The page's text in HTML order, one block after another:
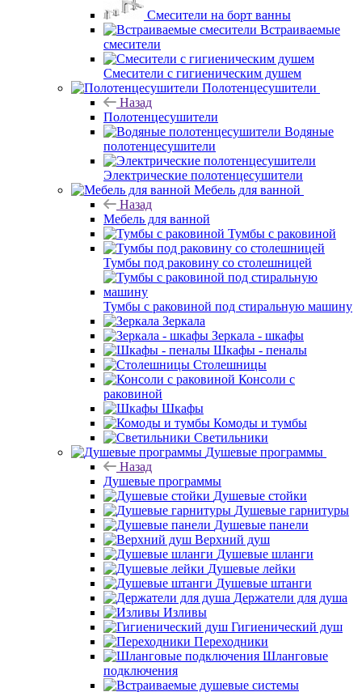
Смесители на борт ванны
Встраиваемые
смесители
Смесители с гигиеническим душем
Полотенцесушители
Назад
Полотенцесушители
Водяные
полотенцесушители
Электрические полотенцесушители
Мебель для ванной
Назад
Мебель для ванной
Тумбы с раковиной
Тумбы под раковину со столешницей
Тумбы с раковиной под стиральную машину
Зеркала
Зеркала - шкафы
Шкафы - пеналы
Столешницы
Консоли с
раковиной
Шкафы
Комоды и тумбы
Светильники
Душевые программы
Назад
Душевые программы
Душевые стойки
Душевые гарнитуры
Душевые панели
Верхний душ
Душевые шланги
Душевые лейки
Душевые штанги
Держатели для душа
Изливы
Гигиенический душ
Переходники
Шланговые
подключения